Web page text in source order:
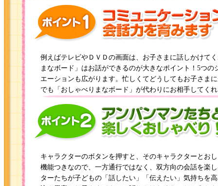
例えばテレビやＤＶＤの画面は、お子さまに話しかけて
まなボード」はお話ができるのが大きなポイント！5つの
エーションも広がります。忙しくてどうしてもお子さま
でも「おしゃべりまなボード」が代わりにお相手してく
キャラクターのボタンを押すと、そのキャラクターとお
機能つきなので、一方通行ではなく、双方向の会話を楽
ターたちが子どもの「話したい」「伝えたい」気持ちを